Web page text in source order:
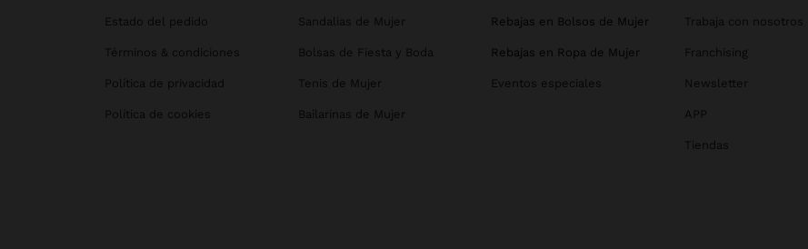
Estado del pedido
Términos & condiciones
Política de privacidad
Política de cookies
Sandalias de Mujer
Bolsas de Fiesta y Boda
Tenis de Mujer
Bailarinas de Mujer
Rebajas en Bolsos de Mujer
Rebajas en Ropa de Mujer
Eventos especiales
Trabaja con nosotros
Franchising
Newsletter
APP
Tiendas